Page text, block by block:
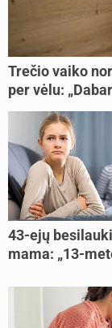
Trečio vaiko
per vėlu:
43-ejų
mama: „13-